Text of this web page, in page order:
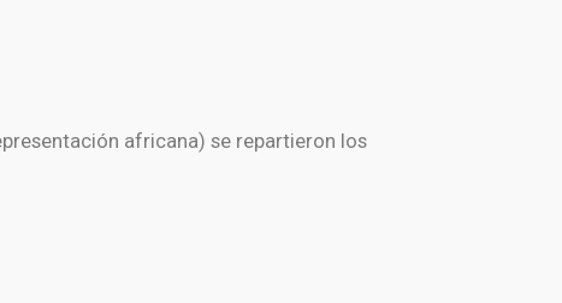
africana) se repartieron los